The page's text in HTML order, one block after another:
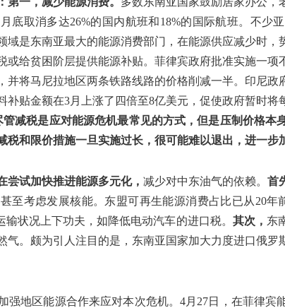
底取消多达26%的国内航班和18%的国际航班。不少
域是东南亚最大的能源消费部门，在能源供应减少时
或给贫困阶层提供能源补贴。菲律宾政府批准实施一
并将马尼拉地区两条铁路线路的价格削减一半。印尼政
补贴金额在3月上涨了四倍至8亿美元，促使政府暂时将
管减税是应对能源危机最常见的方式，但是压制价格本
税和限价措施一旦实施过长，很可能难以退出，进一步
尝试加快推进能源多元化， 减少对中东油气的依赖。 首
至考虑发展核能。东盟可再生能源消费占比已从20年
状况上下功夫，如降低电动汽车的进口税。 其次， 东
气。颇为引人注目的是，东南亚国家加大力度进口俄
强地区能源合作来应对本次危机。4月27日，在菲律宾